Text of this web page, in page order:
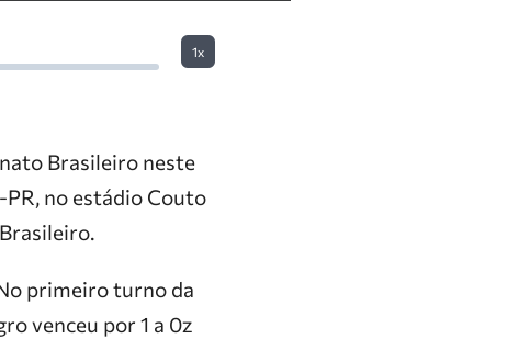
1x
Brasileiro neste
no estádio Couto
primeiro turno da
venceu por 1 a 0z